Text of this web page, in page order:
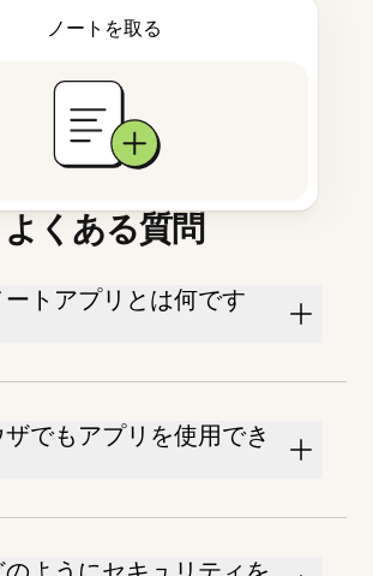
ノートを取る
よくある質問
トアプリとは何です
でもアプリを使用でき